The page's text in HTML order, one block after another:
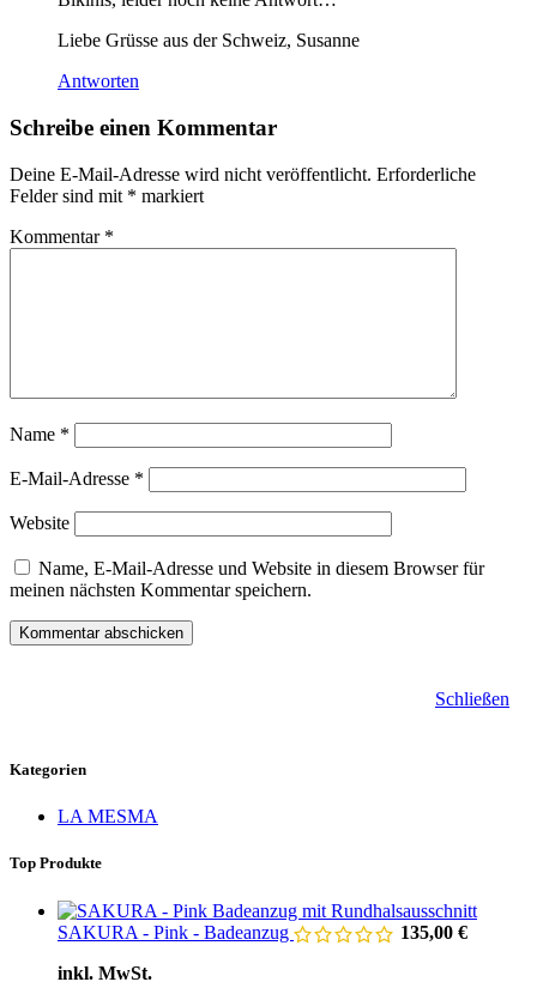
Liebe Grüsse aus der Schweiz, Susanne
Antworten
Schreibe einen Kommentar
Deine E-Mail-Adresse wird nicht veröffentlicht. Erforderliche
Felder sind mit * markiert
Kommentar *
Name *
E-Mail-Adresse *
Website
Name, E-Mail-Adresse und Website in diesem Browser für
meinen nächsten Kommentar speichern.
Schließen
Kategorien
LA MESMA
Top Produkte
SAKURA - Pink - Badeanzug 135,00 €
inkl. MwSt.